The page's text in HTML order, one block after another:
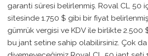
garanti süresi belirlenmiş. Roval CL 50
sitesinde 1.750 $ gibi bir fiyat
gümrük vergisi ve KDV ile birlikte 2.500
bu jant setine sahip olabilirsiniz. Çok